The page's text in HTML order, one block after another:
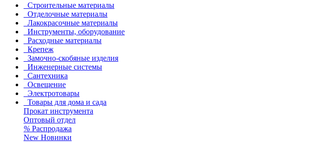
Строительные материалы
Отделочные материалы
Лакокрасочные материалы
Инструменты, оборудование
Расходные материалы
Крепеж
Замочно-скобяные изделия
Инженерные системы
Сантехника
Освещение
Электротовары
Товары для дома и сада
Прокат инструмента
Оптовый отдел
% Распродажа
New Новинки